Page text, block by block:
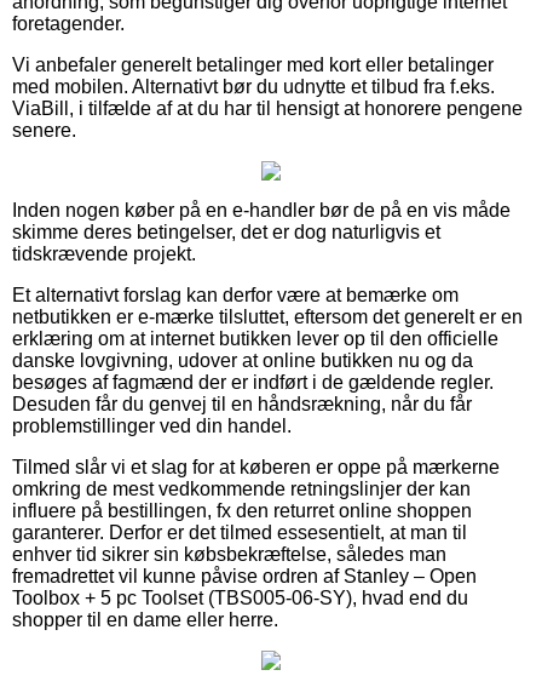
foretagender.
Vi anbefaler generelt betalinger med kort eller betalinger
med mobilen. Alternativt bør du udnytte et tilbud fra f.eks.
ViaBill, i tilfælde af at du har til hensigt at honorere pengene
senere.
Inden nogen køber på en e-handler bør de på en vis måde
skimme deres betingelser, det er dog naturligvis et
tidskrævende projekt.
Et alternativt forslag kan derfor være at bemærke om
netbutikken er e-mærke tilsluttet, eftersom det generelt er en
erklæring om at internet butikken lever op til den officielle
danske lovgivning, udover at online butikken nu og da
besøges af fagmænd der er indført i de gældende regler.
Desuden får du genvej til en håndsrækning, når du får
problemstillinger ved din handel.
Tilmed slår vi et slag for at køberen er oppe på mærkerne
omkring de mest vedkommende retningslinjer der kan
influere på bestillingen, fx den returret online shoppen
garanterer. Derfor er det tilmed essesentielt, at man til
enhver tid sikrer sin købsbekræftelse, således man
fremadrettet vil kunne påvise ordren af Stanley – Open
Toolbox + 5 pc Toolset (TBS005-06-SY), hvad end du
shopper til en dame eller herre.